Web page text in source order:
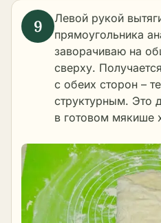
Левой рукой
прямоугольника
заворачиваю на
сверху.
с обеих сторон –
структурным. Это
в готовом мякише